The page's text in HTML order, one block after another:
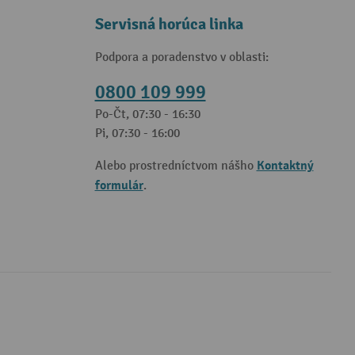
Servisná horúca linka
Podpora a poradenstvo v oblasti:
0800 109 999
Po-Čt, 07:30 - 16:30
Pi, 07:30 - 16:00
Alebo prostredníctvom nášho Kontaktný
formulár.